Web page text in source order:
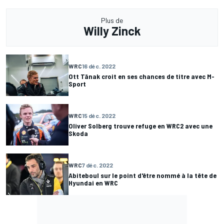
Plus de
Willy Zinck
WRC16 déc. 2022
Ott Tänak croit en ses chances de titre avec M-
Sport
WRC15 déc. 2022
Oliver Solberg trouve refuge en WRC2 avec une
Skoda
WRC7 déc. 2022
Abiteboul sur le point d'être nommé à la tête de
Hyundai en WRC